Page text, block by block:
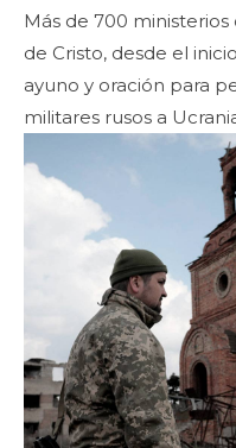
Más de 700
de Cristo, desde el
ayuno y oración para
militares rusos a